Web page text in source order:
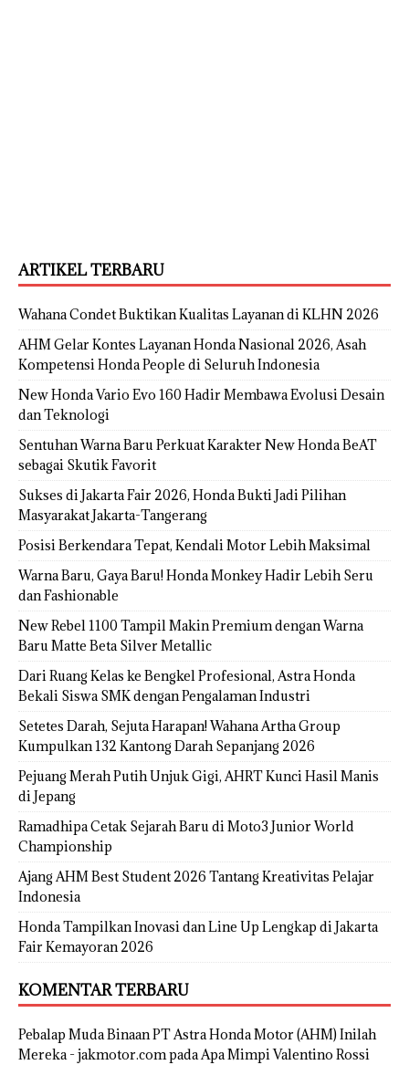
ARTIKEL TERBARU
Wahana Condet Buktikan Kualitas Layanan di KLHN 2026
AHM Gelar Kontes Layanan Honda Nasional 2026, Asah
Kompetensi Honda People di Seluruh Indonesia
New Honda Vario Evo 160 Hadir Membawa Evolusi Desain
dan Teknologi
Sentuhan Warna Baru Perkuat Karakter New Honda BeAT
sebagai Skutik Favorit
Sukses di Jakarta Fair 2026, Honda Bukti Jadi Pilihan
Masyarakat Jakarta-Tangerang
Posisi Berkendara Tepat, Kendali Motor Lebih Maksimal
Warna Baru, Gaya Baru! Honda Monkey Hadir Lebih Seru
dan Fashionable
New Rebel 1100 Tampil Makin Premium dengan Warna
Baru Matte Beta Silver Metallic
Dari Ruang Kelas ke Bengkel Profesional, Astra Honda
Bekali Siswa SMK dengan Pengalaman Industri
Setetes Darah, Sejuta Harapan! Wahana Artha Group
Kumpulkan 132 Kantong Darah Sepanjang 2026
Pejuang Merah Putih Unjuk Gigi, AHRT Kunci Hasil Manis
di Jepang
Ramadhipa Cetak Sejarah Baru di Moto3 Junior World
Championship
Ajang AHM Best Student 2026 Tantang Kreativitas Pelajar
Indonesia
Honda Tampilkan Inovasi dan Line Up Lengkap di Jakarta
Fair Kemayoran 2026
KOMENTAR TERBARU
Pebalap Muda Binaan PT Astra Honda Motor (AHM) Inilah
Mereka - jakmotor.compadaApa Mimpi Valentino Rossi